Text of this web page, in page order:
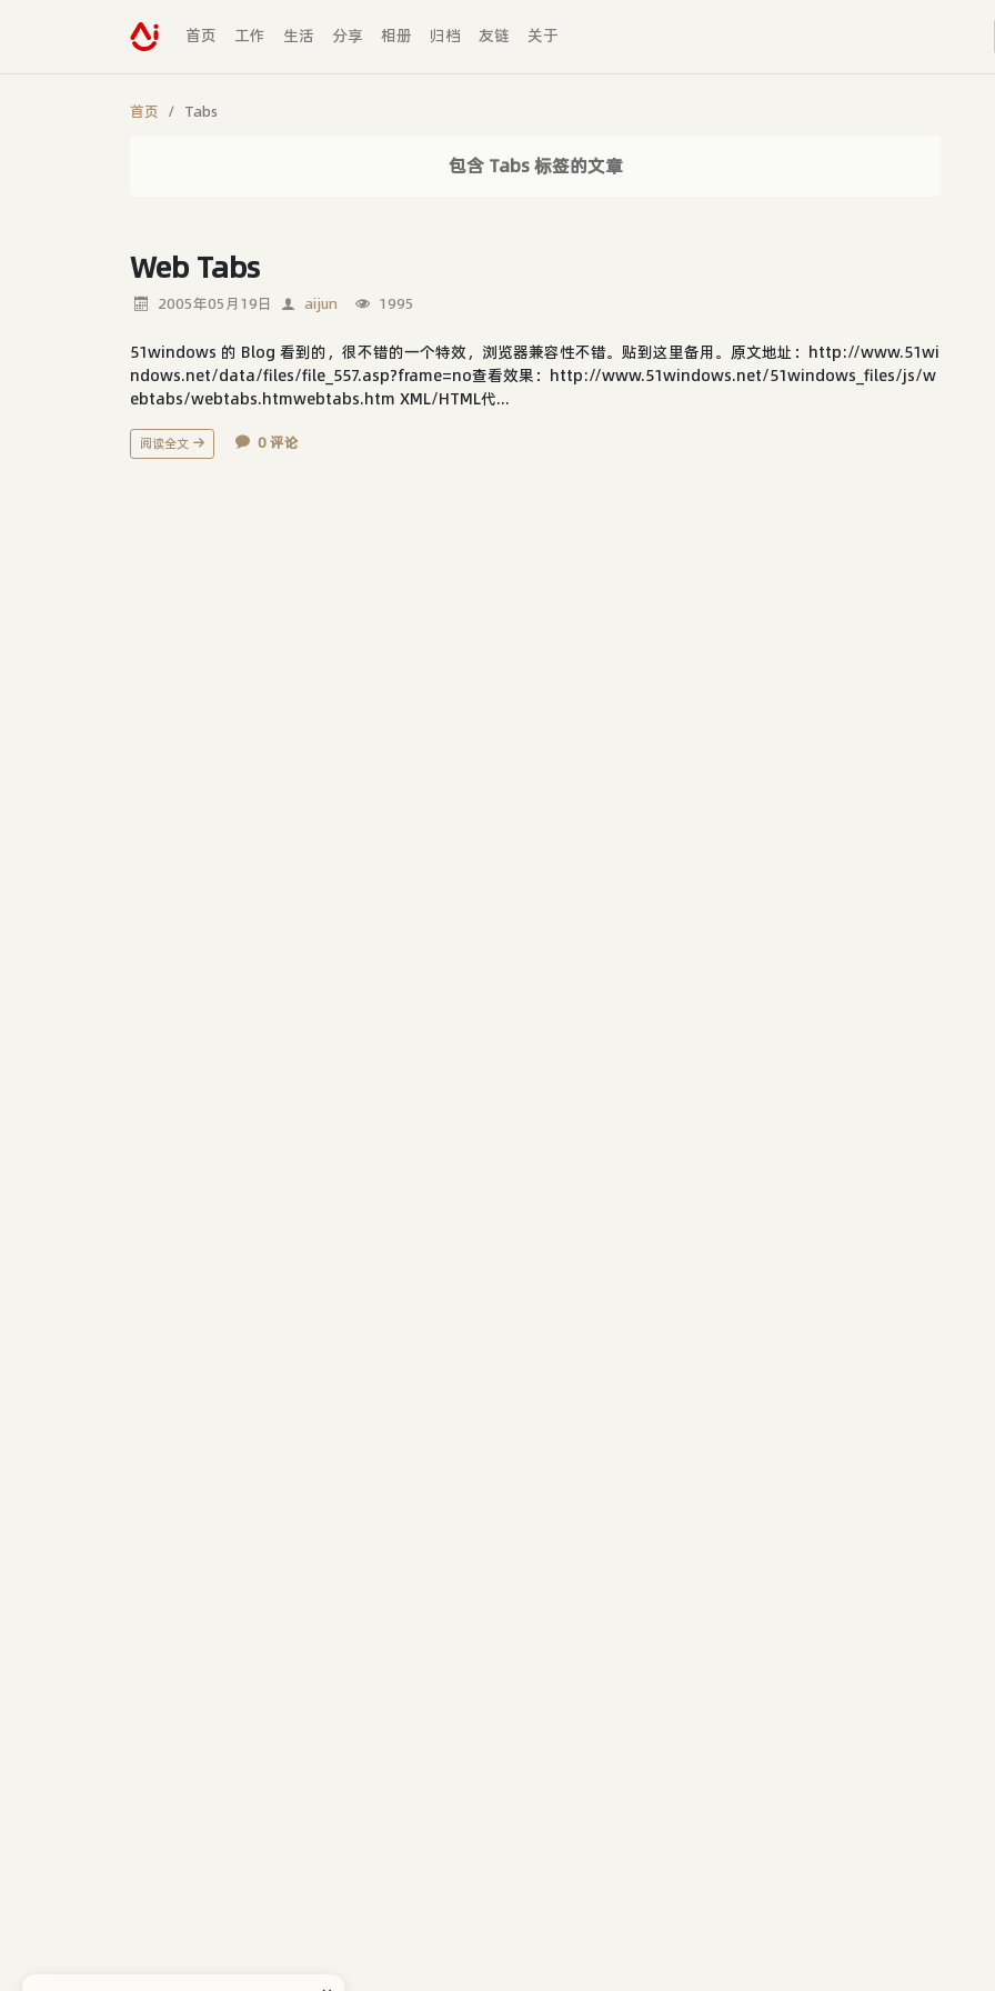
首页 工作 生活 分享 相册 归档 友链 关于
首页 Tabs
包含 Tabs 标签的文章
Web Tabs
2005年05月19日 aijun 1995
51windows 的 Blog 看到的，很不错的一个特效，浏览器兼容性不错。贴到这里备用。原文地址：http://www.51wi
ndows.net/data/files/file_557.asp?frame=no查看效果：http://www.51windows.net/51windows_files/js/w
ebtabs/webtabs.htmwebtabs.htm XML/HTML代...
阅读全文 0 评论